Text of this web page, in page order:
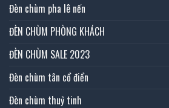
Đèn chùm pha lê nến
ĐÈN CHÙM PHÒNG KHÁCH
ĐÈN CHÙM SALE 2023
Đèn chùm tân cổ điển
Đèn chùm thuỷ tinh